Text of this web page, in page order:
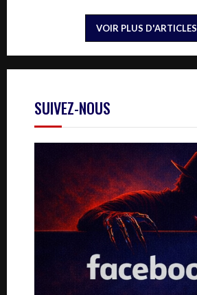
VOIR PLUS D'ARTICLES
SUIVEZ-NOUS